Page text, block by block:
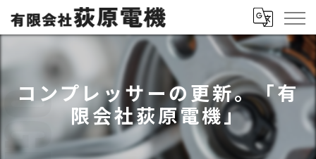
コンプレッサーの更新。「有
限会社荻原電機」